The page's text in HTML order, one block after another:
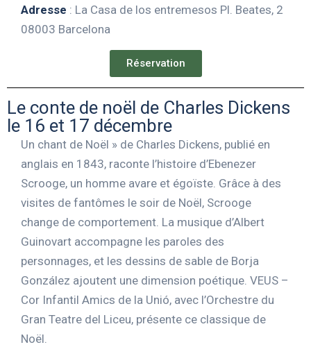
Adresse : La Casa de los entremesos Pl. Beates, 2
08003 Barcelona
Réservation
Le conte de noël de Charles Dickens
le 16 et 17 décembre
Un chant de Noël » de Charles Dickens, publié en
anglais en 1843, raconte l’histoire d’Ebenezer
Scrooge, un homme avare et égoïste. Grâce à des
visites de fantômes le soir de Noël, Scrooge
change de comportement. La musique d’Albert
Guinovart accompagne les paroles des
personnages, et les dessins de sable de Borja
González ajoutent une dimension poétique. VEUS –
Cor Infantil Amics de la Unió, avec l’Orchestre du
Gran Teatre del Liceu, présente ce classique de
Noël.